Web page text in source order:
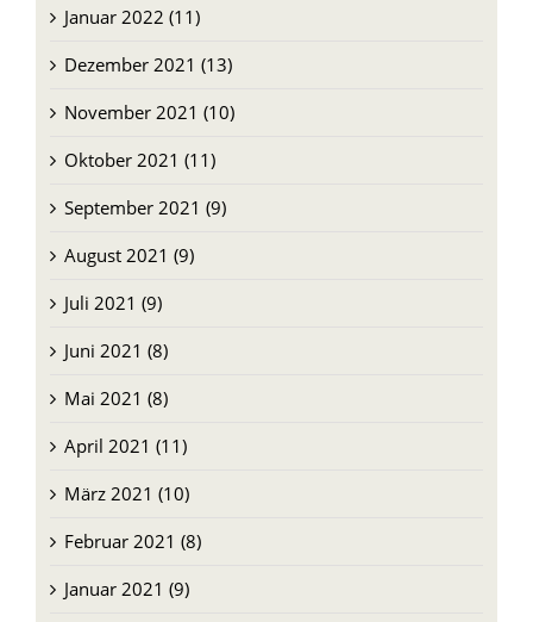
Januar 2022 (11)
Dezember 2021 (13)
November 2021 (10)
Oktober 2021 (11)
September 2021 (9)
August 2021 (9)
Juli 2021 (9)
Juni 2021 (8)
Mai 2021 (8)
April 2021 (11)
März 2021 (10)
Februar 2021 (8)
Januar 2021 (9)